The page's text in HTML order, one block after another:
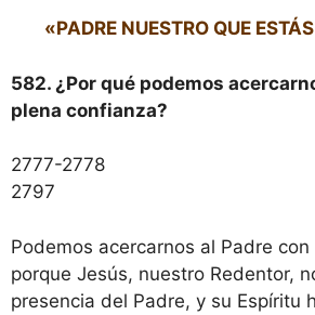
«PADRE NUESTRO QUE
582. ¿Por qué podemos
plena confianza?
2777-2778
2797
Podemos acercarnos al Padre
porque Jesús, nuestro Redentor,
presencia del Padre, y su Espíritu